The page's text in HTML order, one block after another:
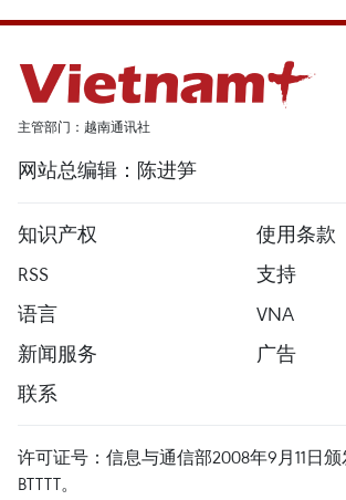
主管部门：越南通讯社
网站总编辑：陈进笋
知识产权
使用条款
RSS
支持
语言
VNA
新闻服务
广告
联系
许可证号：信息与通信部2008年9月11日颁
BTTTT。